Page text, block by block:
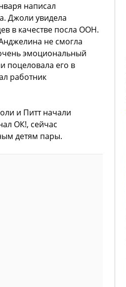
написал
Джоли увидела
в качестве посла ООН.
не смогла
эмоциональный
поцеловала его в
работник
и Питт начали
ОК!, сейчас
детям пары.